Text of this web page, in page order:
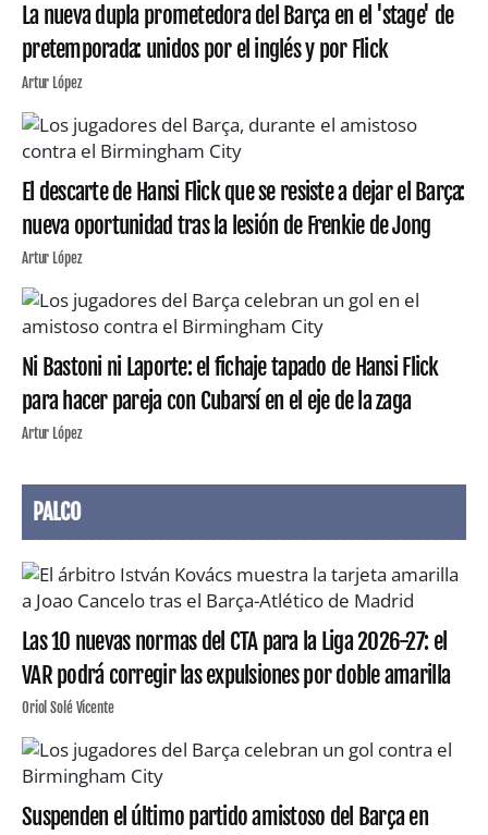
La nueva dupla prometedora del Barça en el 'stage' de
pretemporada: unidos por el inglés y por Flick
Artur López
El descarte de Hansi Flick que se resiste a dejar el Barça:
nueva oportunidad tras la lesión de Frenkie de Jong
Artur López
Ni Bastoni ni Laporte: el fichaje tapado de Hansi Flick
para hacer pareja con Cubarsí en el eje de la zaga
Artur López
PALCO
Las 10 nuevas normas del CTA para la Liga 2026-27: el
VAR podrá corregir las expulsiones por doble amarilla
Oriol Solé Vicente
Suspenden el último partido amistoso del Barça en